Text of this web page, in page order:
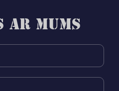
AR MUMS